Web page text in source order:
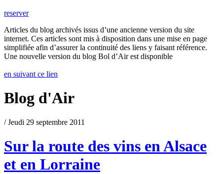
reserver
Articles du blog archivés issus d’une ancienne version du site
internet. Ces articles sont mis à disposition dans une mise en page
simplifiée afin d’assurer la continuité des liens y faisant référence.
Une nouvelle version du blog Bol d’Air est disponible
en suivant ce lien
Blog d'Air
/ Jeudi 29 septembre 2011
Sur la route des vins en Alsace
et en Lorraine